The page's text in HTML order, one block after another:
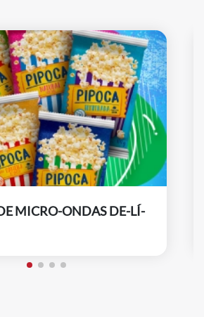
MICRO-ONDAS DE-LÍ-